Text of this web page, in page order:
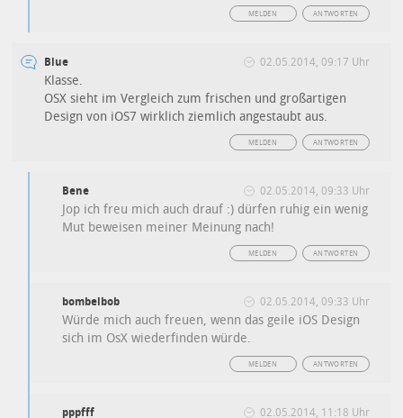
ANTWORTEN
MELDEN
Blue 02.05.2014, 09:17 Uhr
Klasse.
OSX sieht im Vergleich zum frischen und großartigen
Design von iOS7 wirklich ziemlich angestaubt aus.
ANTWORTEN
MELDEN
Bene 02.05.2014, 09:33 Uhr
Jop ich freu mich auch drauf :) dürfen ruhig ein wenig
Mut beweisen meiner Meinung nach!
ANTWORTEN
MELDEN
bombelbob 02.05.2014, 09:33 Uhr
Würde mich auch freuen, wenn das geile iOS Design
sich im OsX wiederfinden würde.
ANTWORTEN
MELDEN
pppfff 02.05.2014, 11:18 Uhr